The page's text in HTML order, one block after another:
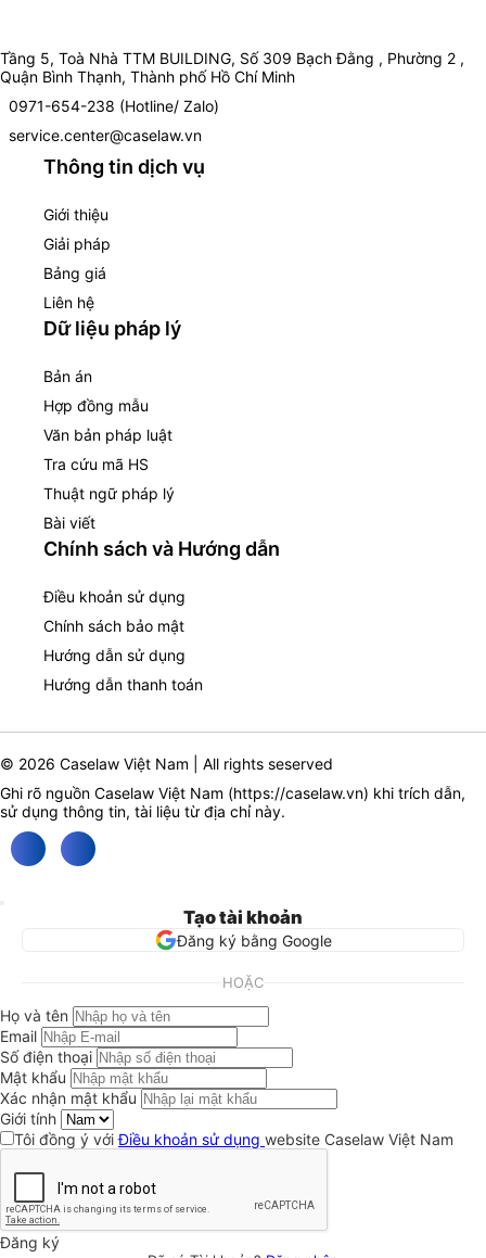
Tầng 5, Toà Nhà TTM BUILDING, Số 309 Bạch Đằng , Phường 2 ,
Quận Bình Thạnh, Thành phố Hồ Chí Minh
0971-654-238 (Hotline/ Zalo)
service.center@caselaw.vn
Thông tin dịch vụ
Giới thiệu
Giải pháp
Bảng giá
Liên hệ
Dữ liệu pháp lý
Bản án
Hợp đồng mẫu
Văn bản pháp luật
Tra cứu mã HS
Thuật ngữ pháp lý
Bài viết
Chính sách và Hướng dẫn
Điều khoản sử dụng
Chính sách bảo mật
Hướng dẫn sử dụng
Hướng dẫn thanh toán
© 2026 Caselaw Việt Nam | All rights seserved
Ghi rõ nguồn Caselaw Việt Nam (https://caselaw.vn) khi trích dẫn,
sử dụng thông tin, tài liệu từ địa chỉ này.
Tạo tài khoản
Đăng ký bằng Google
HOẶC
Họ và tên
Email
Số điện thoại
Mật khẩu
Xác nhận mật khẩu
Giới tính
Tôi đồng ý vớiĐiều khoản sử dụng website Caselaw Việt Nam
Đăng ký